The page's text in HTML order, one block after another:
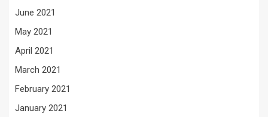
June 2021
May 2021
April 2021
March 2021
February 2021
January 2021